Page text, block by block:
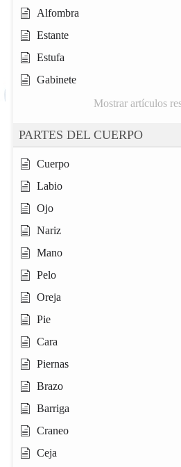
Alfombra
Estante
Estufa
Gabinete
Mostrar artículos
PARTES DEL CUERPO
Cuerpo
Labio
Ojo
Nariz
Mano
Pelo
Oreja
Pie
Cara
Piernas
Brazo
Barriga
Craneo
Ceja